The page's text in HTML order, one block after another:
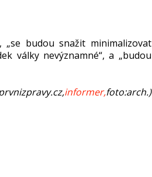
budou snažit minimalizovat
války nevýznamné“, a „budou
informer,foto:arch.)